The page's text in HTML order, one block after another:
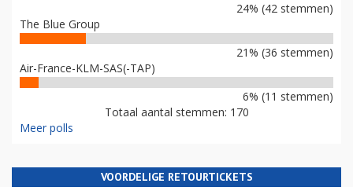
24% (42 stemmen)
The Blue Group
21% (36 stemmen)
Air-France-KLM-SAS(-TAP)
6% (11 stemmen)
Totaal aantal stemmen: 170
Meer polls
VOORDELIGE RETOURTICKETS